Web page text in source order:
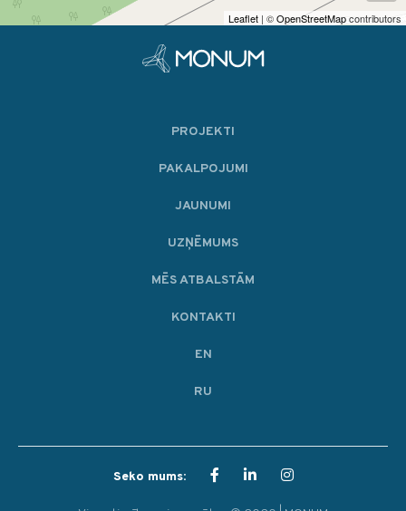
Leaflet | ©OpenStreetMapcontributors
PROJEKTI
PAKALPOJUMI
JAUNUMI
UZŅĒMUMS
MĒS ATBALSTĀM
KONTAKTI
EN
RU
Seko mums: